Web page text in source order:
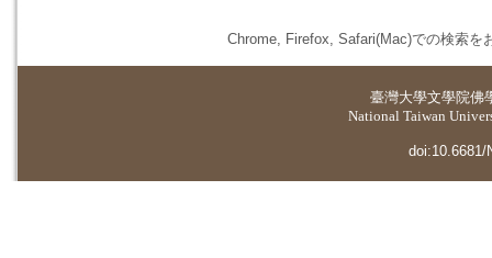
Chrome, Firefox, Safari(Mac)での検索を
臺灣大學文學院佛
National Taiwan
doi:10.6681/